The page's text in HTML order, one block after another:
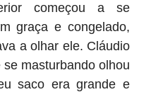
começou a se
graça e congelado,
a olhar ele. Cláudio
masturbando olhou
saco era grande e